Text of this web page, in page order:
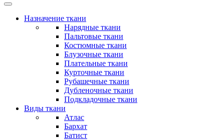
Назначение ткани
Нарядные ткани
Пальтовые ткани
Костюмные ткани
Блузочные ткани
Плательные ткани
Курточные ткани
Рубашечные ткани
Дубленочные ткани
Подкладочные ткани
Виды ткани
Атлас
Бархат
Батист